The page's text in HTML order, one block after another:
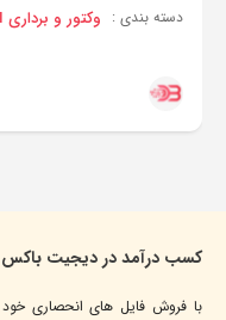
دسته بندی : وکتور و برداری AI
کسب درآمد در دیجیت باکس
با فروش فایل های انحصاری